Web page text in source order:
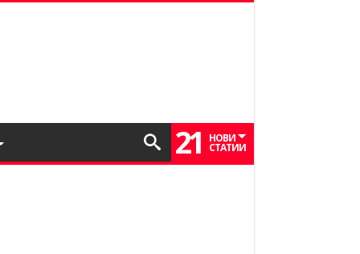
21 НОВИ
СТАТИИ